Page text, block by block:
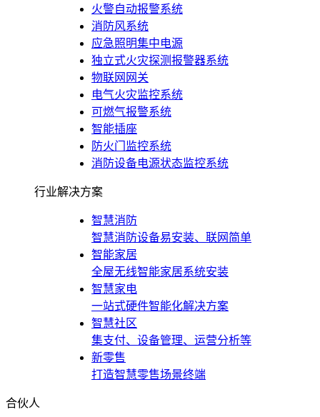
火警自动报警系统
消防风系统
应急照明集中电源
独立式火灾探测报警器系统
物联网网关
电气火灾监控系统
可燃气报警系统
智能插座
防火门监控系统
消防设备电源状态监控系统
行业解决方案
智慧消防
智慧消防设备易安装、联网简单
智能家居
全屋无线智能家居系统安装
智慧家电
一站式硬件智能化解决方案
智慧社区
集支付、设备管理、运营分析等
新零售
打造智慧零售场景终端
合伙人